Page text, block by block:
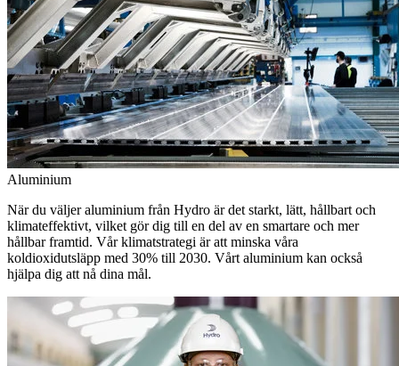
Aluminium
När du väljer aluminium från Hydro är det starkt, lätt, hållbart och
klimateffektivt, vilket gör dig till en del av en smartare och mer
hållbar framtid. Vår klimatstrategi är att minska våra
koldioxidutsläpp med 30% till 2030. Vårt aluminium kan också
hjälpa dig att nå dina mål.